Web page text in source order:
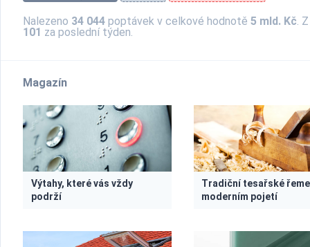
Nalezeno 34 044 poptávek v celkové hodnotě 5 mld. Kč.
101 za poslední týden.
Magazín
Výtahy, které vás vždy
podrží
Tradiční tesařské
moderním pojetí